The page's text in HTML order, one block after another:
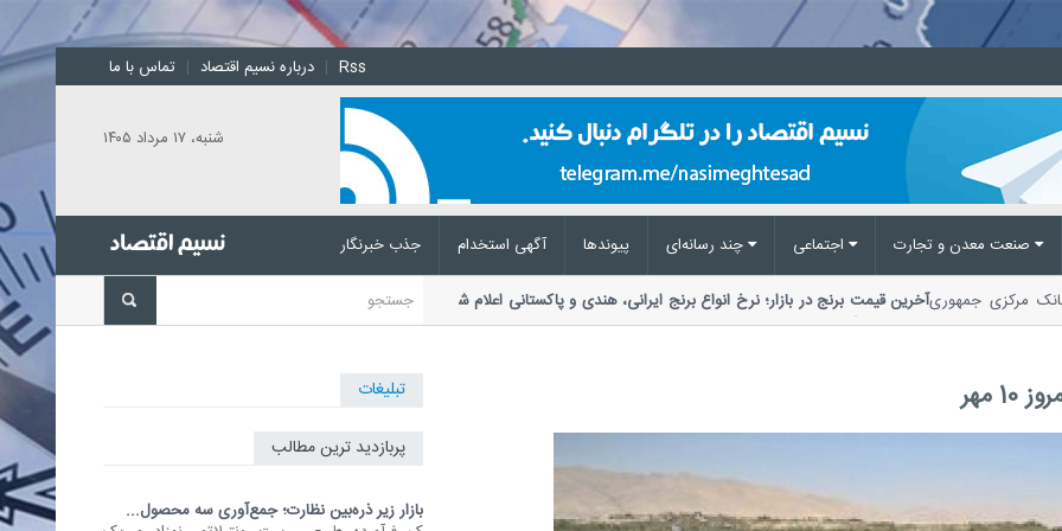
تماس با ما | درباره نسیم اقتصاد | Rss
شنبه، ۱۷ مرداد ۱۴۰۵
جذب خبرنگار آگهی استخدام پیوند‌ها
آخرین قیمت برنج در بازار؛ نرخ انواع برنج ایرانی، هندی و پاکستانی اعلام شد
رئیس اتحادیه بنکداران
مواد غذایی گفت: توزیع کالا نسبت به تقاضا 2...
کل بانک مرکزی جمهوری
تبلیغات
پربازدید ترین مطالب
بازار زیر ذره‌بین نظارت؛ جمع‌آوری سه محصول...
مهر